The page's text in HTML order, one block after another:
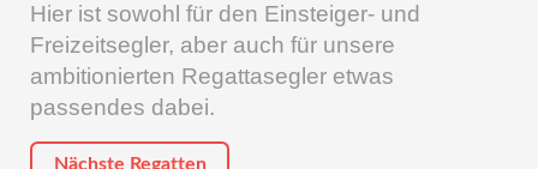
Hier ist sowohl für den Einsteiger- und
Freizeitsegler, aber auch für unsere
ambitionierten Regattasegler etwas
passendes dabei.
Nächste Regatten